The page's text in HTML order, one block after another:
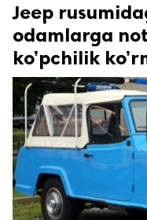
Jeep
odamlarga
ko’pchilik